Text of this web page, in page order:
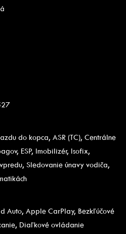
do kopca, ASR (TC), Centrálne
ESP, Imobilizér, Isofix,
Sledovanie únavy vodiča,
Auto, Apple CarPlay, Bezkľúčové
Diaľkové ovládanie